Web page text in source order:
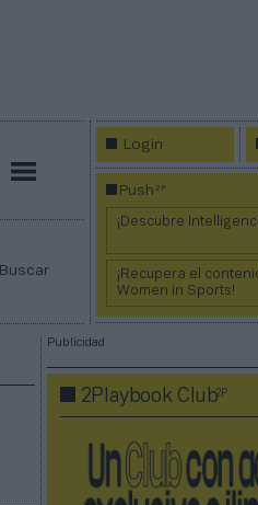
Buscar
Login
Push2P
¡Descubre
¡Recupera el
Women in Sports!
Publicidad
2Playbook Club2P